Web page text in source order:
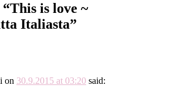
“This is love ~
Italiasta”
on 30.9.2015 at 03:20 said: